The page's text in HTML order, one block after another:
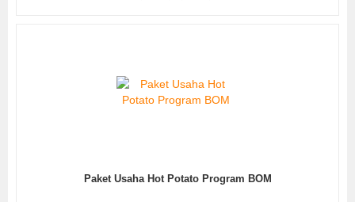
Paket Usaha Hot Potato Program BOM